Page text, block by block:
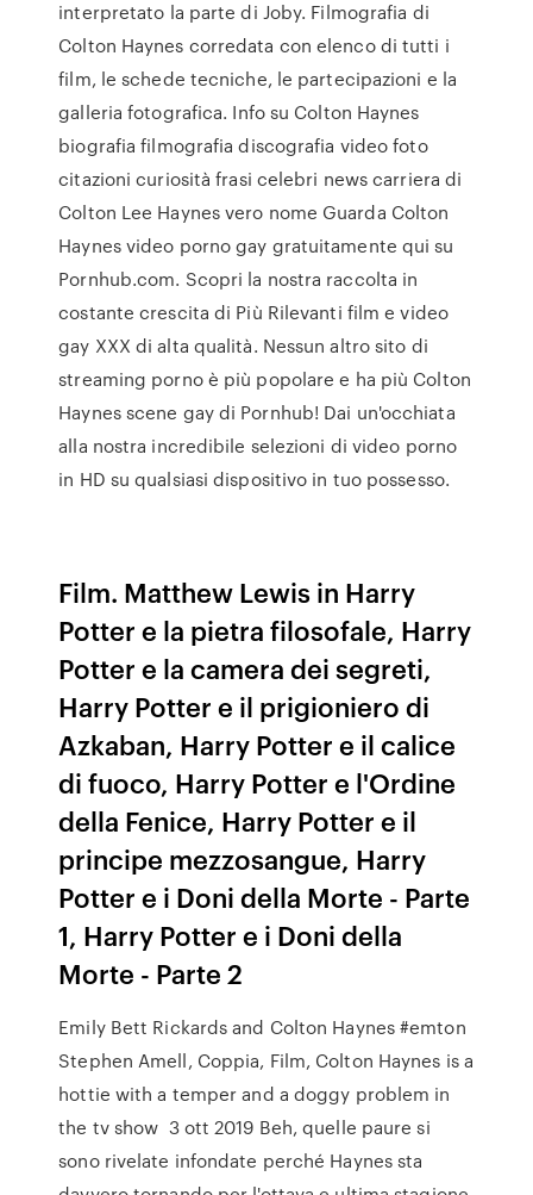
interpretato la parte di Joby. Filmografia di
Colton Haynes corredata con elenco di tutti i
film, le schede tecniche, le partecipazioni e la
galleria fotografica. Info su Colton Haynes
biografia filmografia discografia video foto
citazioni curiosità frasi celebri news carriera di
Colton Lee Haynes vero nome Guarda Colton
Haynes video porno gay gratuitamente qui su
Pornhub.com. Scopri la nostra raccolta in
costante crescita di Più Rilevanti film e video
gay XXX di alta qualità. Nessun altro sito di
streaming porno è più popolare e ha più Colton
Haynes scene gay di Pornhub! Dai un'occhiata
alla nostra incredibile selezioni di video porno
in HD su qualsiasi dispositivo in tuo possesso.
Film. Matthew Lewis in Harry
Potter e la pietra filosofale, Harry
Potter e la camera dei segreti,
Harry Potter e il prigioniero di
Azkaban, Harry Potter e il calice
di fuoco, Harry Potter e l'Ordine
della Fenice, Harry Potter e il
principe mezzosangue, Harry
Potter e i Doni della Morte - Parte
1, Harry Potter e i Doni della
Morte - Parte 2
Emily Bett Rickards and Colton Haynes #emton
Stephen Amell, Coppia, Film, Colton Haynes is a
hottie with a temper and a doggy problem in
the tv show 3 ott 2019 Beh, quelle paure si
sono rivelate infondate perché Haynes sta